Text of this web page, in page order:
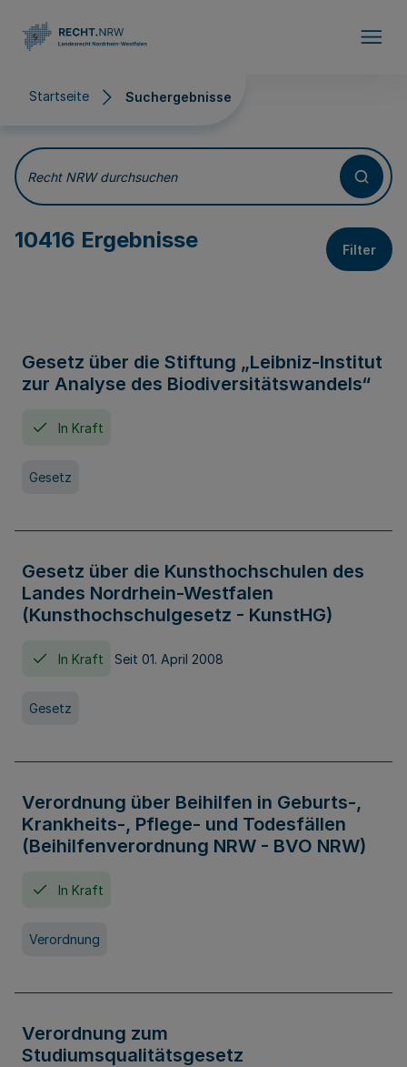
Startseite Suchergebnisse
Suchergebnisse
Recht NRW durchsuchen
10416 Ergebnisse Filter
Gesetz über die Stiftung „Leibniz-Institut
zur Analyse des Biodiversitätswandels“
In Kraft
Gesetz
Gesetz über die Kunsthochschulen des
Landes Nordrhein-Westfalen
(Kunsthochschulgesetz - KunstHG)
In Kraft Seit 01. April 2008
Gesetz
Verordnung über Beihilfen in Geburts-,
Krankheits-, Pflege- und Todesfällen
(Beihilfenverordnung NRW - BVO NRW)
In Kraft
Verordnung
Verordnung zum
Studiumsqualitätsgesetz